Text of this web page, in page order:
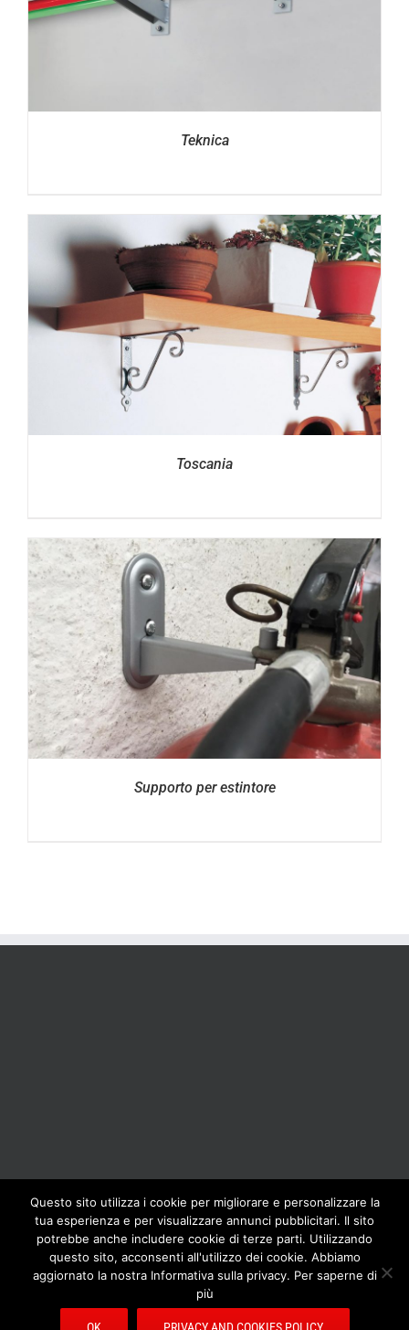
Teknica
Toscania
Supporto per estintore
BOLIS ITALIA S.R.L. a socio unico - VIA F.LLI KENNEDY - 23881 AIRUNO
(LC) - ITALY Tel: +39 0399271126 Fax: +39 0399271133 General e-mail:
info@bolisitalia.com - P.IVA / C.F. IT02262000165
Privacy and Cookies
Policy
Questo sito utilizza i cookie per migliorare e personalizzare la
tua esperienza e per visualizzare annunci pubblicitari. Il sito
potrebbe anche includere cookie di terze parti. Utilizzando
questo sito, acconsenti all'utilizzo dei cookie. Abbiamo
aggiornato la nostra Informativa sulla privacy. Per saperne di
più